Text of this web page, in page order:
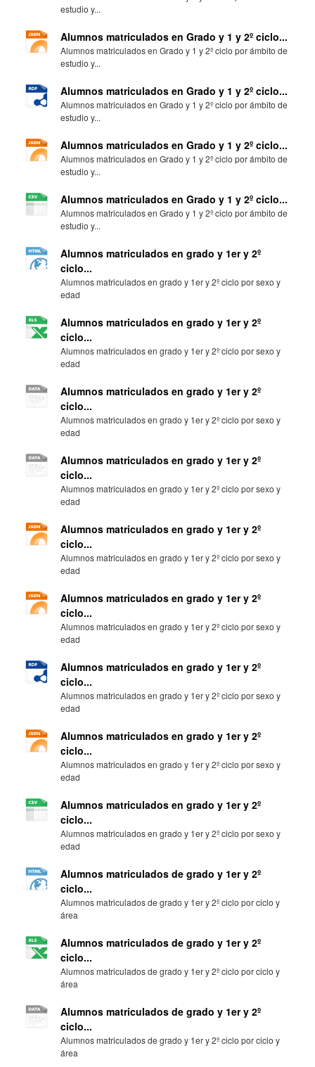
estudio y...
Alumnos matriculados en Grado y 1 y 2º ciclo...
Alumnos matriculados en Grado y 1 y 2º ciclo por ámbito de
estudio y...
Alumnos matriculados en Grado y 1 y 2º ciclo...
Alumnos matriculados en Grado y 1 y 2º ciclo por ámbito de
estudio y...
Alumnos matriculados en Grado y 1 y 2º ciclo...
Alumnos matriculados en Grado y 1 y 2º ciclo por ámbito de
estudio y...
Alumnos matriculados en Grado y 1 y 2º ciclo...
Alumnos matriculados en Grado y 1 y 2º ciclo por ámbito de
estudio y...
Alumnos matriculados en grado y 1er y 2º
ciclo...
Alumnos matriculados en grado y 1er y 2º ciclo por sexo y
edad
Alumnos matriculados en grado y 1er y 2º
ciclo...
Alumnos matriculados en grado y 1er y 2º ciclo por sexo y
edad
Alumnos matriculados en grado y 1er y 2º
ciclo...
Alumnos matriculados en grado y 1er y 2º ciclo por sexo y
edad
Alumnos matriculados en grado y 1er y 2º
ciclo...
Alumnos matriculados en grado y 1er y 2º ciclo por sexo y
edad
Alumnos matriculados en grado y 1er y 2º
ciclo...
Alumnos matriculados en grado y 1er y 2º ciclo por sexo y
edad
Alumnos matriculados en grado y 1er y 2º
ciclo...
Alumnos matriculados en grado y 1er y 2º ciclo por sexo y
edad
Alumnos matriculados en grado y 1er y 2º
ciclo...
Alumnos matriculados en grado y 1er y 2º ciclo por sexo y
edad
Alumnos matriculados en grado y 1er y 2º
ciclo...
Alumnos matriculados en grado y 1er y 2º ciclo por sexo y
edad
Alumnos matriculados en grado y 1er y 2º
ciclo...
Alumnos matriculados en grado y 1er y 2º ciclo por sexo y
edad
Alumnos matriculados de grado y 1er y 2º
ciclo...
Alumnos matriculados de grado y 1er y 2º ciclo por ciclo y
área
Alumnos matriculados de grado y 1er y 2º
ciclo...
Alumnos matriculados de grado y 1er y 2º ciclo por ciclo y
área
Alumnos matriculados de grado y 1er y 2º
ciclo...
Alumnos matriculados de grado y 1er y 2º ciclo por ciclo y
área